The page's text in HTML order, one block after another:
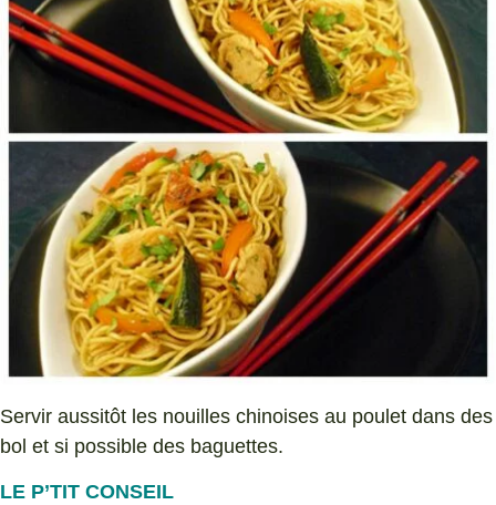
Servir aussitôt les nouilles chinoises au poulet dans des
bol et si possible des baguettes.
LE P’TIT CONSEIL